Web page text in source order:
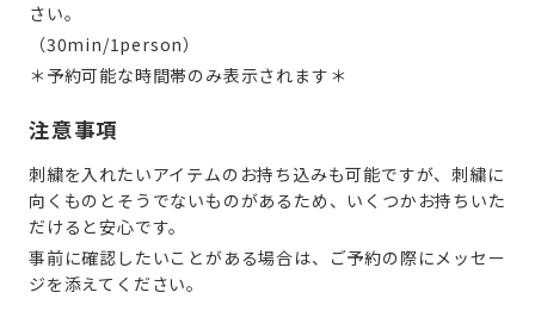
さい。
（30min/1person）
＊予約可能な時間帯のみ表示されます＊
注意事項
刺繍を入れたいアイテムのお持ち込みも可能ですが、刺繍に
向くものとそうでないものがあるため、いくつかお持ちいた
だけると安心です。
事前に確認したいことがある場合は、ご予約の際にメッセー
ジを添えてください。